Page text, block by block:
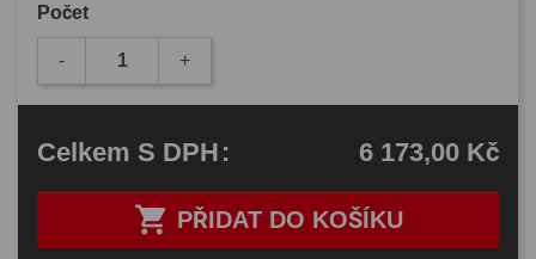
Počet
- +
 PŘIDAT DO KOŠÍKU
Celkem S DPH: 6 173,00 Kč